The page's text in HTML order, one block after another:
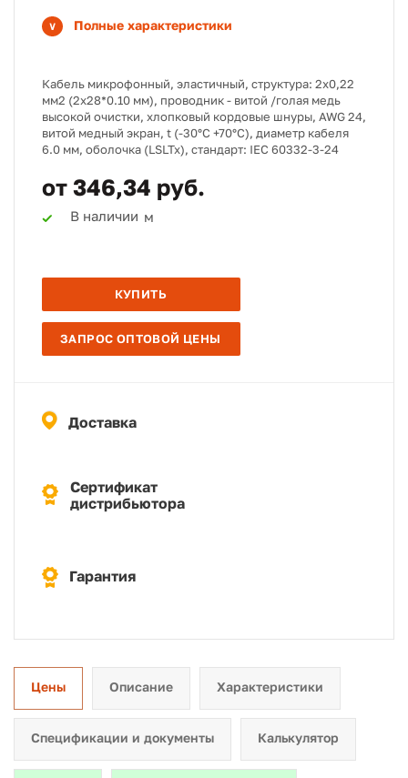
Полные характеристики
Кабель микрофонный, эластичный, структура: 2х0,22
мм2 (2х28*0.10 мм), проводник - витой /голая медь
высокой очистки, хлопковый кордовые шнуры, AWG 24,
витой медный экран, t (-30°C +70°C), диаметр кабеля
6.0 мм, оболочка (LSLTx), стандарт: IEC 60332-3-24
от 346,34 руб.
В наличии м
КУПИТЬ
ЗАПРОС ОПТОВОЙ ЦЕНЫ
Доставка
Сертификат
дистрибьютора
Гарантия
Цены Описание Характеристики
Спецификации и документы Калькулятор